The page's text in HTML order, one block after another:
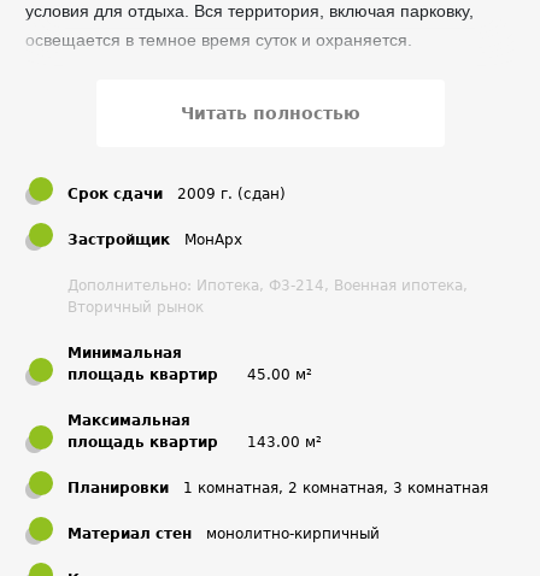
условия для отдыха. Вся территория, включая парковку,
освещается в темное время суток и охраняется.
Читать полностью
Срок сдачи 2009 г. (сдан)
Застройщик МонАрх
Дополнительно: Ипотека, Ф3-214, Военная ипотека,
Вторичный рынок
Минимальная
площадь квартир
45.00 м²
Максимальная
площадь квартир
143.00 м²
Планировки 1 комнатная, 2 комнатная, 3 комнатная
Материал стен монолитно-кирпичный